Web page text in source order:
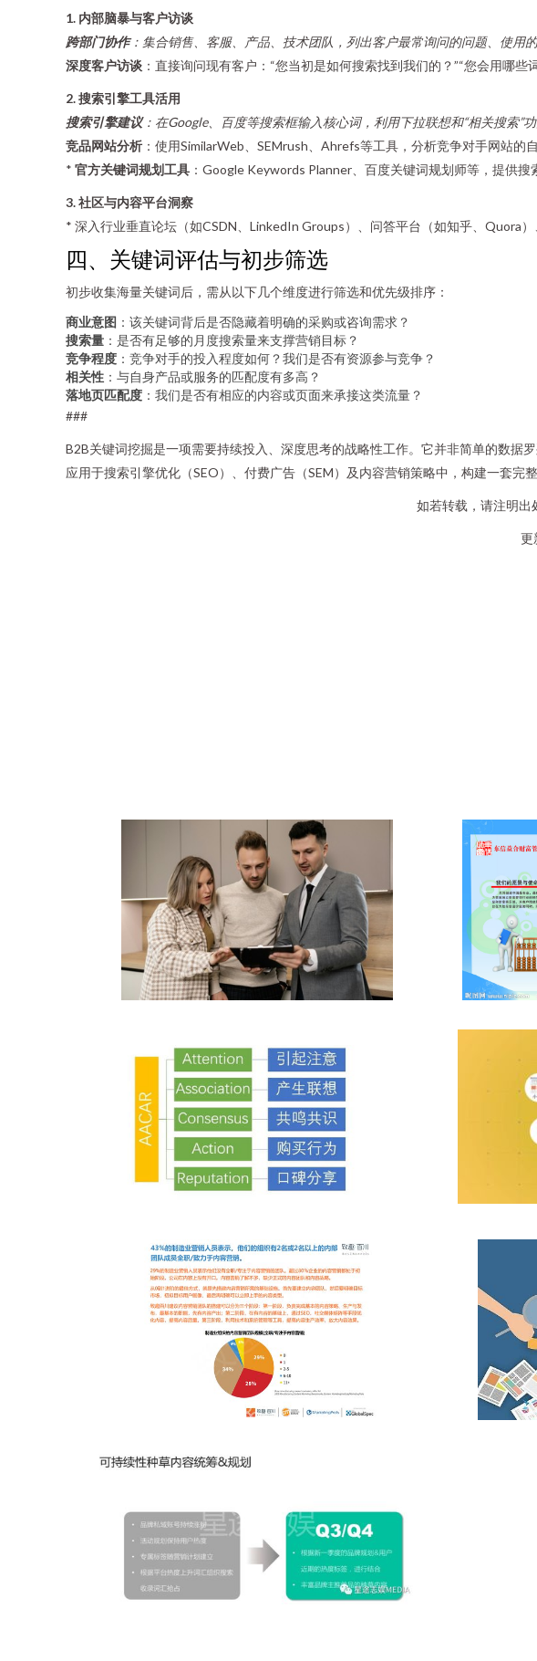
1. 内部脑暴与客户访谈
跨部门协作：集合销售、客服、产品、技术团队，列出客户最常询问的问题、使用
深度客户访谈 ：直接询问现有客户：“您当初是如何搜索找到我们的？”“您会用哪些
2. 搜索引擎工具活用
搜索引擎建议：在Google、百度等搜索框输入核心词，利用下拉联想和“相关搜索”功
竞品网站分析 ：使用SimilarWeb、SEMrush、Ahrefs等工具，分析竞争对手网站的
* 官方关键词规划工具 ：Google Keywords Planner、百度关键词规划师等，提供搜
3. 社区与内容平台洞察
* 深入行业垂直论坛（如CSDN、LinkedIn Groups）、问答平台（如知乎、Quora
四、关键词评估与初步筛选
初步收集海量关键词后，需从以下几个维度进行筛选和优先级排序：
商业意图 ：该关键词背后是否隐藏着明确的采购或咨询需求？
搜索量 ：是否有足够的月度搜索量来支撑营销目标？
竞争程度 ：竞争对手的投入程度如何？我们是否有资源参与竞争？
相关性 ：与自身产品或服务的匹配度有多高？
落地页匹配度 ：我们是否有相应的内容或页面来承接这类流量？
###
B2B关键词挖掘是一项需要持续投入、深度思考的战略性工作。它并非简单的数据
应用于搜索引擎优化（SEO）、付费广告（SEM）及内容营销策略中，构建一套
如若转载，请注明
更